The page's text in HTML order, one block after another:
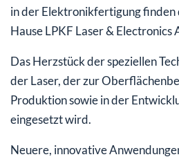
in der Elektronikfertigung finden
Hause LPKF Laser & Electronics
Das Herzstück der speziellen
der Laser, der zur
Produktion sowie in der
eingesetzt wird.
Neuere, innovative